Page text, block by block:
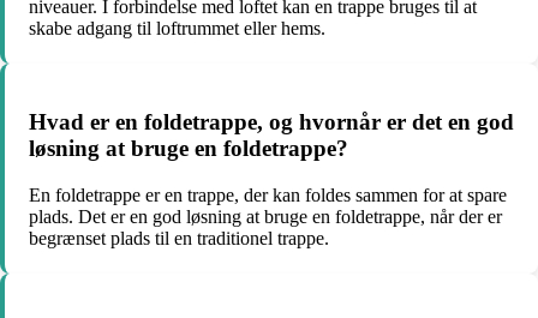
niveauer. I forbindelse med loftet kan en trappe bruges til at
skabe adgang til loftrummet eller hems.
Hvad er en foldetrappe, og hvornår er det en god
løsning at bruge en foldetrappe?
En foldetrappe er en trappe, der kan foldes sammen for at spare
plads. Det er en god løsning at bruge en foldetrappe, når der er
begrænset plads til en traditionel trappe.